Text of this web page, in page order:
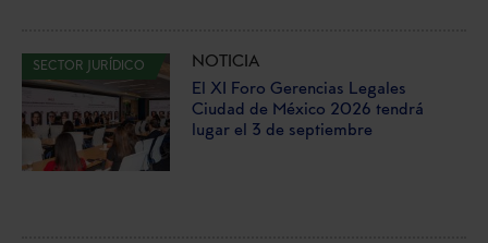
SECTOR JURÍDICO
NOTICIA
El XI Foro Gerencias Legales
Ciudad de México 2026 tendrá
lugar el 3 de septiembre